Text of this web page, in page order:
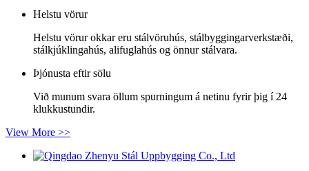
Helstu vörur
Helstu vörur okkar eru stálvöruhús, stálbyggingarverkstæði,
stálkjúklingahús, alifuglahús og önnur stálvara.
Þjónusta eftir sölu
Við munum svara öllum spurningum á netinu fyrir þig í 24
klukkustundir.
View More >>